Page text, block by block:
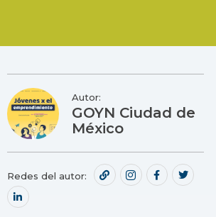
Autor:
GOYN Ciudad de
México
Redes del autor: